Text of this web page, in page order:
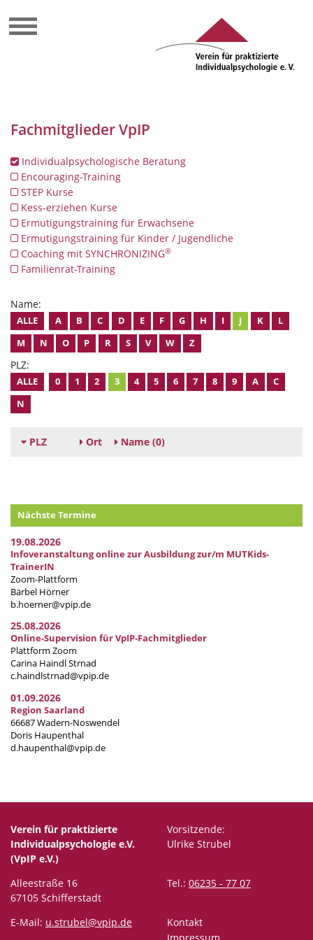
Fachmitglieder VpIP
Individualpsychologische Beratung
Encouraging-Training
STEP Kurse
Kess-erziehen Kurse
Ermutigungstraining für Erwachsene
Ermutigungstraining für Kinder / Jugendliche
Coaching mit SYNCHRONIZING®
Familienrat-Training
Name:
ALLE A B C D E F G H I J K
L
M
N O P R S V W Z
PLZ:
ALLE 0 1 2 3 4 5 6 7 8 9 A
C
N
PLZ Ort Name (0)
Nächste Termine
19.08.2026
Infoveranstaltung online zur Ausbildung zur/m MUTKids-
TrainerIN
Zoom-Plattform
Bärbel Hörner
b.hoerner@vpip.de
25.08.2026
Online-Supervision für VpIP-Fachmitglieder
Plattform Zoom
Carina Haindl Strnad
c.haindlstrnad@vpip.de
01.09.2026
Region Saarland
66687 Wadern-Noswendel
Doris Haupenthal
d.haupenthal@vpip.de
Verein für praktizierte
Individualpsychologie e.V.
(VpIP e.V.)
Vorsitzende:
Ulrike Strubel
Alleestraße 16
67105 Schifferstadt
Tel.: 06235 - 77 07
E-Mail: u.strubel@vpip.de
Kontakt